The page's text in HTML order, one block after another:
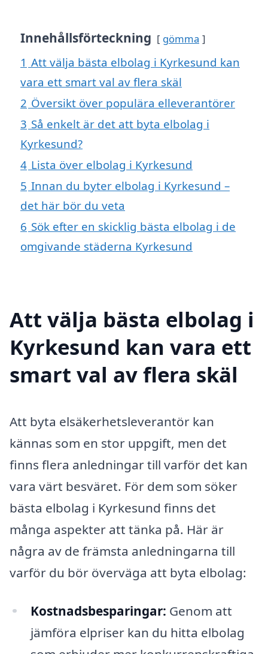
Innehållsförteckning gömma
1 Att välja bästa elbolag i Kyrkesund kan
vara ett smart val av flera skäl
2 Översikt över populära elleverantörer
3 Så enkelt är det att byta elbolag i
Kyrkesund?
4 Lista över elbolag i Kyrkesund
5 Innan du byter elbolag i Kyrkesund –
det här bör du veta
6 Sök efter en skicklig bästa elbolag i de
omgivande städerna Kyrkesund
Att välja bästa elbolag i
Kyrkesund kan vara ett
smart val av flera skäl
Att byta elsäkerhetsleverantör kan
kännas som en stor uppgift, men det
finns flera anledningar till varför det kan
vara värt besväret. För dem som söker
bästa elbolag i Kyrkesund finns det
många aspekter att tänka på. Här är
några av de främsta anledningarna till
varför du bör överväga att byta elbolag:
Kostnadsbesparingar: Genom att
jämföra elpriser kan du hitta elbolag